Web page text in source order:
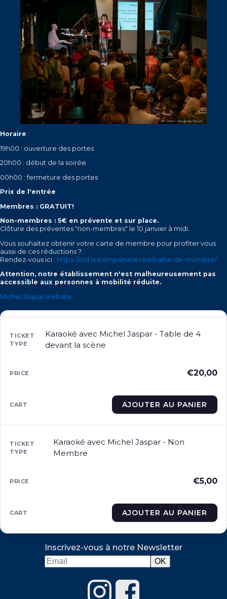
Horaire :
19h00 : ouverture des portes
20h00 : début de la soirée
00h00 : fermeture des portes
Prix de l'entrée:
Membres : GRATUIT!
Non-membres : 5€ en prévente et sur place.
Clôture des préventes "non-membres" le 10 janvier à midi.
Vous souhaitez obtenir votre carte de membre pour profiter vous
aussi de ces réductions ?
Rendez-vous ici : https://old.lestempsmeles.be/carte-de-membre/
Attention, notre établissement n'est malheureusement pas
accessible aux personnes à mobilité réduite.
Michel Jaspar website
Karaoké avec Michel Jaspar - Table de 4
devant la scène
€20,00
AJOUTER AU PANIER
Karaoké avec Michel Jaspar - Non
Membre
€5,00
AJOUTER AU PANIER
Inscrivez-vous à notre Newsletter